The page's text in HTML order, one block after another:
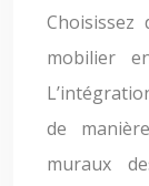
mobilier
de
muraux